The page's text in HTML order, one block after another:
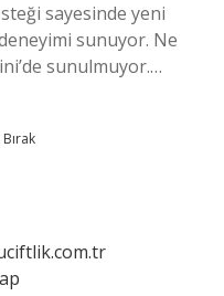
sayesinde yeni
sunuyor. Ne
sunulmuyor.…